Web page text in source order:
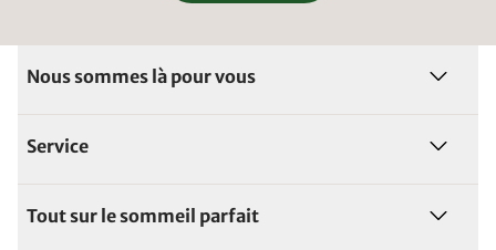
Nous sommes là pour vous
Service
Tout sur le sommeil parfait